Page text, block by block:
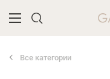
Введите
Все категории